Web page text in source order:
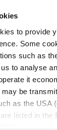
to provide
Some
such as
to analyse
it
be
as the USA
listed in the